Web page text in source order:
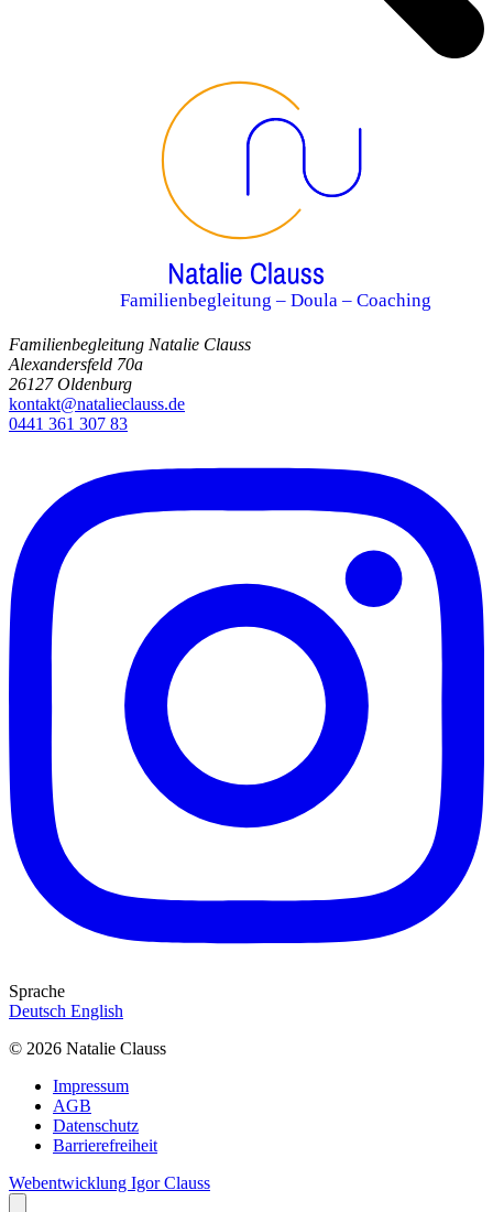
Familienbegleitung – Doula – Coaching
Familienbegleitung Natalie Clauss
Alexandersfeld 70a
26127 Oldenburg
kontakt@natalieclauss.de
0441 361 307 83
Sprache
Deutsch English
© 2026 Natalie Clauss
Impressum
AGB
Datenschutz
Barrierefreiheit
Webentwicklung Igor Clauss